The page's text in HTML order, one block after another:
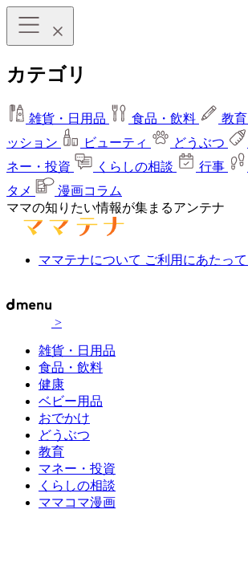
カテゴリ
雑貨・日用品 食品・飲料 教育
ッション
ビューティ どうぶつ
ネー・投資
くらしの相談 行事
タメ
漫画コラム
ママの知りたい情報が集まるアンテナ
ママテナについて ご利用にあたって
>
雑貨・日用品
食品・飲料
健康
ベビー用品
おでかけ
どうぶつ
教育
マネー・投資
くらしの相談
ママコマ漫画